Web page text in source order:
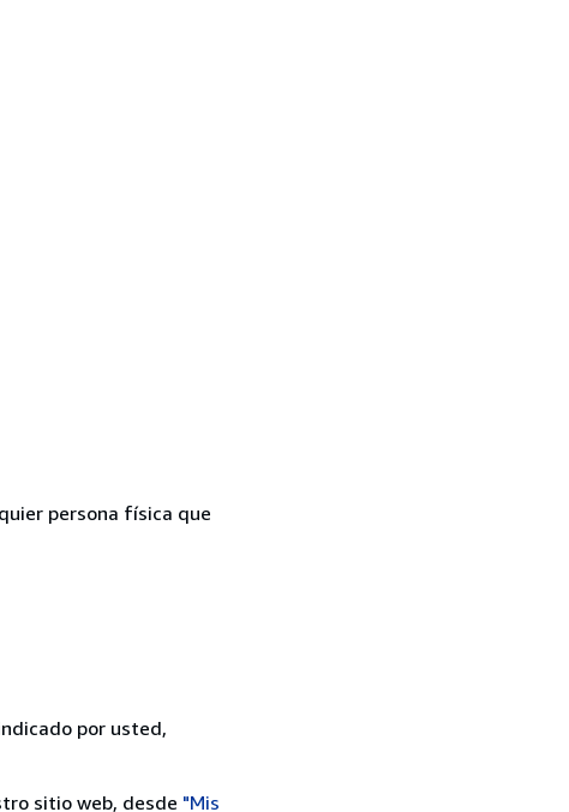
persona física que
por usted,
sitio web, desde "Mis